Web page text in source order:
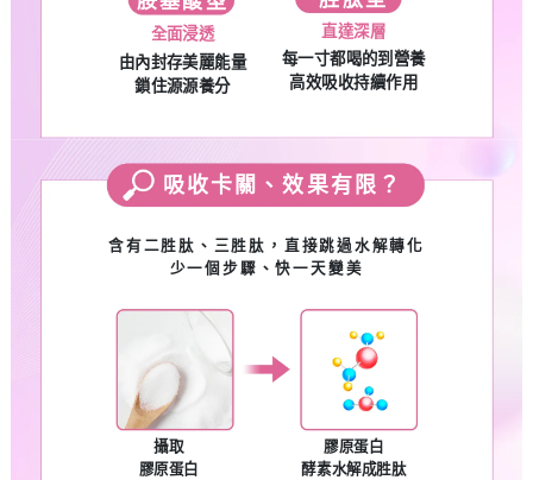
全面浸透
由內封存美麗能量
鎖住源源養分
直達深層
每一寸都喝的到營養
高效吸收持續作用
吸收卡關、效果有限？
含有二胜肽、三胜肽，直接跳過水解轉化
少一個步驟、快一天變美
攝取
膠原蛋白
膠原蛋白
酵素水解成胜肽